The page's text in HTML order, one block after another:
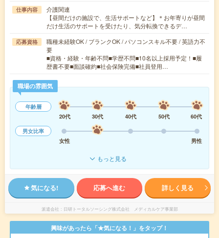
仕事内容
介護関連
【昼間だけの施設で、生活サポートなど】＊お年寄りが昼間
だけ生活のサポートを受けたり、気分転換できるデ…
応募資格
職種未経験OK / ブランクOK / パソコンスキル不要 / 英語力不
要
■資格・経験・年齢不問■学歴不問■10名以上採用予定！■履
歴書不要■面談確約■社会保険完備■社員登用…
職場の雰囲気
年齢層
20代
30代 40代 50代
60代
男女比率
女性
男性
もっと見る
気になる! 応募へ進む 詳しく見る
派遣会社 日研トータルソーシング株式会社 メディカルケア事業部
興味があったら「★気になる！」をタップ！